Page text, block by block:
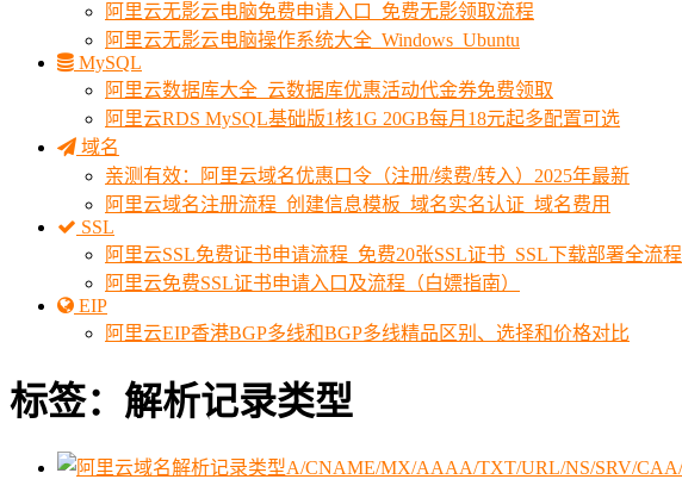
阿里云无影云电脑免费申请入口_免费无影领取流程
阿里云无影云电脑操作系统大全_Windows_Ubuntu
MySQL
阿里云数据库大全_云数据库优惠活动代金券免费领取
阿里云RDS MySQL基础版1核1G 20GB每月18元起多配置可选
域名
亲测有效：阿里云域名优惠口令（注册/续费/转入）2025年最新
阿里云域名注册流程_创建信息模板_域名实名认证_域名费用
SSL
阿里云SSL免费证书申请流程_免费20张SSL证书_SSL下载部署全流程
阿里云免费SSL证书申请入口及流程（白嫖指南）
EIP
阿里云EIP香港BGP多线和BGP多线精品区别、选择和价格对比
标签：解析记录类型